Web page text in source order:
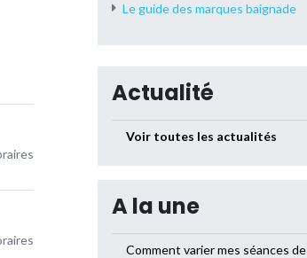
Le guide des marques baignade
Actualité
Voir toutes les actualités
A la une
Comment varier mes séances de